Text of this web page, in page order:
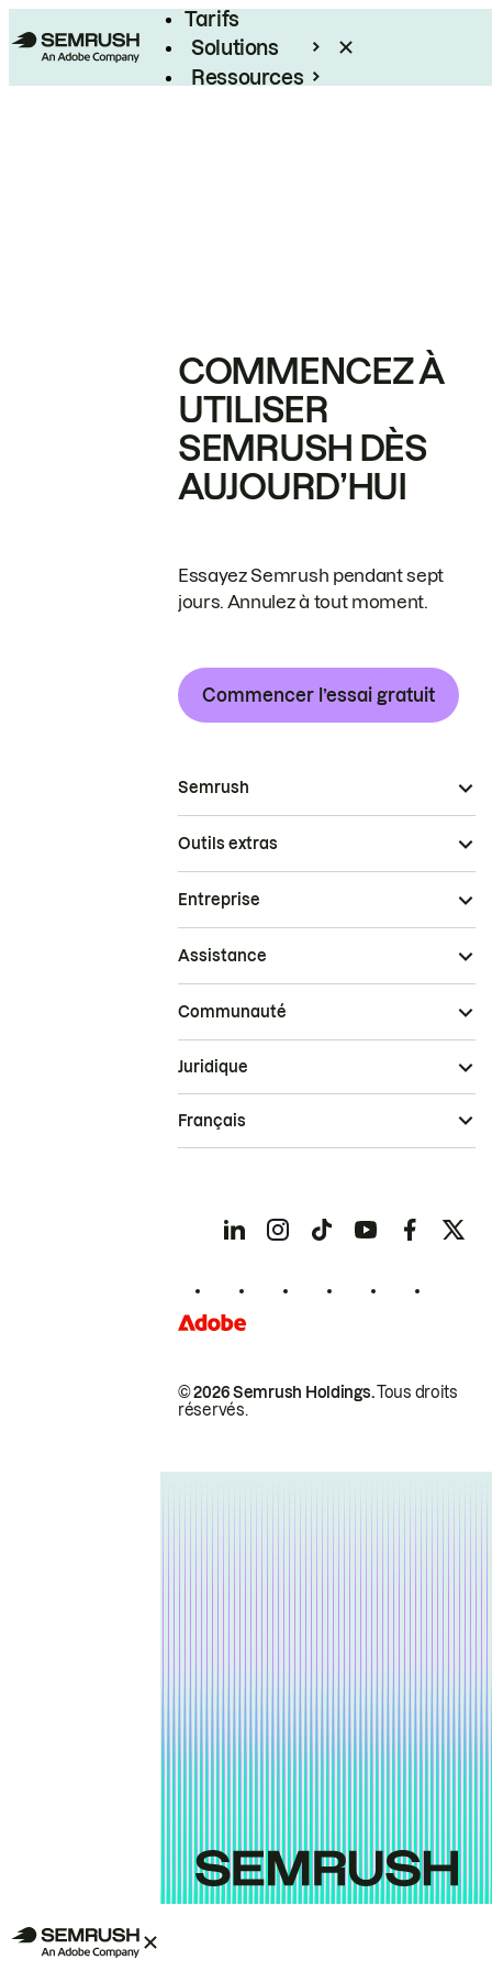
Tarifs
Solutions
Ressources
COMMENCEZ À
UTILISER
SEMRUSH DÈS
AUJOURD’HUI
Essayez Semrush pendant sept
jours. Annulez à tout moment.
Commencer l’essai gratuit
Semrush
Outils extras
Entreprise
Assistance
Communauté
© 2026 Semrush Holdings.Tous droits
réservés.
Juridique
Français